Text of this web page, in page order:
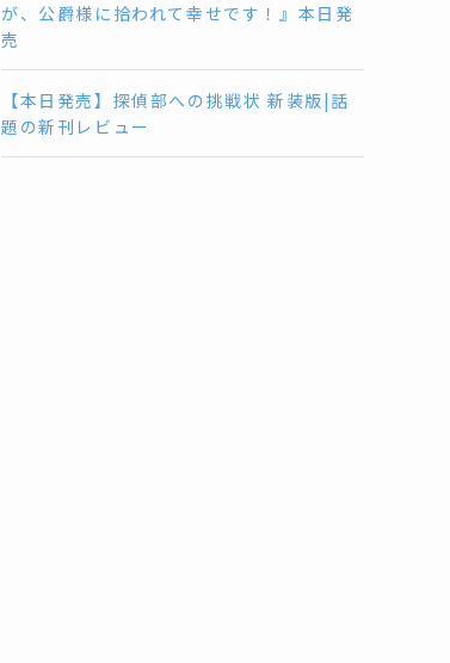
が、公爵様に拾われて幸せです！』本日発
売
【本日発売】探偵部への挑戦状 新装版|話
題の新刊レビュー